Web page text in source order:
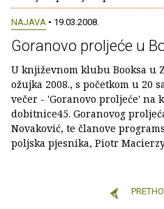
NAJAVA • 19.03.2008.
Goranovo proljeće u
U književnom klubu Booksa u
ožujka 2008., s početkom u 20
večer - 'Goranovo proljeće' na
dobitnice45. Goranovog
Novaković, te članove
poljska pjesnika, Piotr